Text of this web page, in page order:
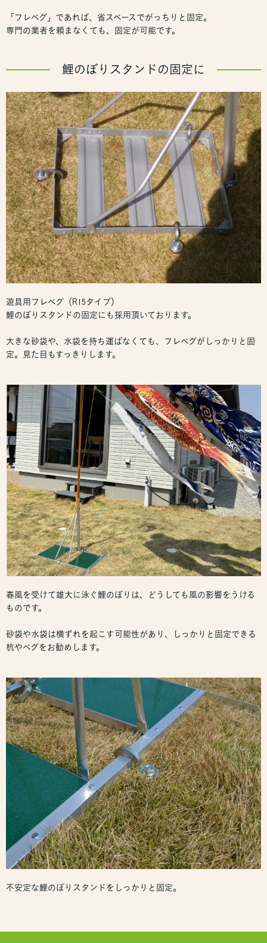
「フレペグ」であれば、省スペースでがっちりと固定。
専門の業者を頼まなくても、固定が可能です。
鯉のぼりスタンドの固定に
遊具用フレペグ（R15タイプ）
鯉のぼりスタンドの固定にも採用頂いております。
大きな砂袋や、水袋を持ち運ばなくても、フレペグがしっかりと固
定。見た目もすっきりします。
春風を受けて雄大に泳ぐ鯉のぼりは、どうしても風の影響をうける
ものです。
砂袋や水袋は横ずれを起こす可能性があり、しっかりと固定できる
杭やペグをお勧めします。
不安定な鯉のぼりスタンドをしっかりと固定。